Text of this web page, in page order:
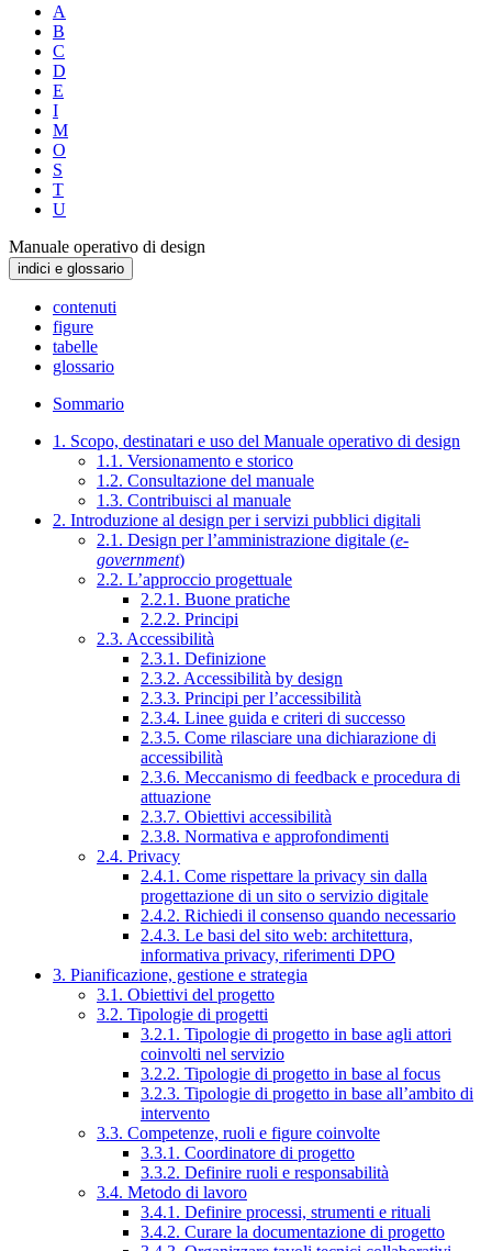
A
B
C
D
E
I
M
O
S
T
U
Manuale operativo di design
indici e glossario
contenuti
figure
tabelle
glossario
Sommario
1. Scopo, destinatari e uso del Manuale operativo di design
1.1. Versionamento e storico
1.2. Consultazione del manuale
1.3. Contribuisci al manuale
2. Introduzione al design per i servizi pubblici digitali
2.1. Design per l’amministrazione digitale (e-
government)
2.2. L’approccio progettuale
2.2.1. Buone pratiche
2.2.2. Principi
2.3. Accessibilità
2.3.1. Definizione
2.3.2. Accessibilità by design
2.3.3. Principi per l’accessibilità
2.3.4. Linee guida e criteri di successo
2.3.5. Come rilasciare una dichiarazione di
accessibilità
2.3.6. Meccanismo di feedback e procedura di
attuazione
2.3.7. Obiettivi accessibilità
2.3.8. Normativa e approfondimenti
2.4. Privacy
2.4.1. Come rispettare la privacy sin dalla
progettazione di un sito o servizio digitale
2.4.2. Richiedi il consenso quando necessario
2.4.3. Le basi del sito web: architettura,
informativa privacy, riferimenti DPO
3. Pianificazione, gestione e strategia
3.1. Obiettivi del progetto
3.2. Tipologie di progetti
3.2.1. Tipologie di progetto in base agli attori
coinvolti nel servizio
3.2.2. Tipologie di progetto in base al focus
3.2.3. Tipologie di progetto in base all’ambito di
intervento
3.3. Competenze, ruoli e figure coinvolte
3.3.1. Coordinatore di progetto
3.3.2. Definire ruoli e responsabilità
3.4. Metodo di lavoro
3.4.1. Definire processi, strumenti e rituali
3.4.2. Curare la documentazione di progetto